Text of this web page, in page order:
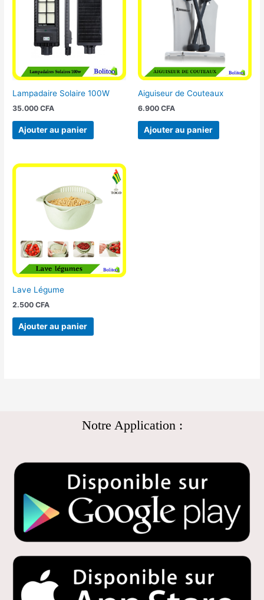
Lampadaire Solaire 100W
35.000CFA
Ajouter au panier
Aiguiseur de Couteaux
6.900 CFA
Ajouter au panier
Lave Légume
2.500CFA
Ajouter au panier
Notre Application :